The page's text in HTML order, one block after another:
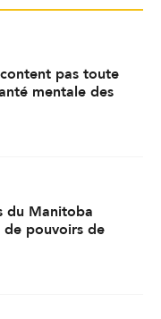
pas toute
mentale des
du Manitoba
pouvoirs de